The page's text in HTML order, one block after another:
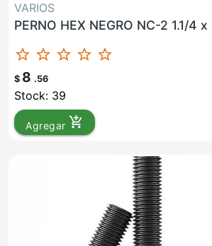
VARIOS
PERNO HEX NEGRO NC-2 1.1/4 x
star_border star_border star_border star_border star_border
$ 8 .56
Stock: 39
Agregar add_shopping_cart